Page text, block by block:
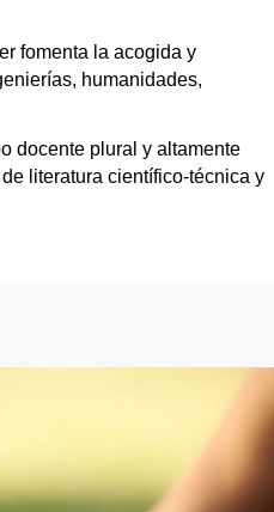
fomenta la acogida y
humanidades,
docente plural y altamente
literatura científico-técnica y